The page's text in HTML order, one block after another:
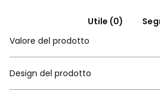
Utile (0)
Valore del prodotto
Design del prodotto